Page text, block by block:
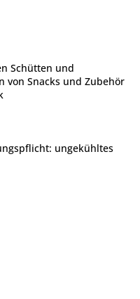
Schütten und
von Snacks und Zubehör
ungekühltes